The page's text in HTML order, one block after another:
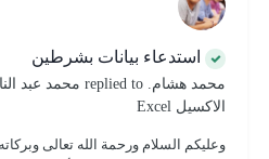
استدعاء بيانات بشرطين
محمد هشام. محمد عبد
الاكسيل Excel